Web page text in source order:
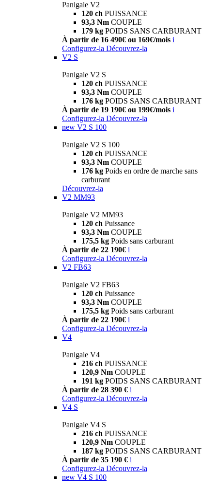
Panigale V2
120 ch PUISSANCE
93,3 Nm COUPLE
179 kg POIDS SANS CARBURANT
À partir de 16 490€ ou 169€/mois i
Configurez-la Découvrez-la
V2 S
Panigale V2 S
120 ch PUISSANCE
93,3 Nm COUPLE
176 kg POIDS SANS CARBURANT
À partir de 19 190€ ou 199€/mois i
Configurez-la Découvrez-la
new V2 S 100
Panigale V2 S 100
120 ch PUISSANCE
93,3 Nm COUPLE
176 kg Poids en ordre de marche sans
carburant
Découvrez-la
V2 MM93
Panigale V2 MM93
120 ch Puissance
93,3 Nm COUPLE
175,5 kg Poids sans carburant
À partir de 22 190€ i
Configurez-la Découvrez-la
V2 FB63
Panigale V2 FB63
120 ch Puissance
93,3 Nm COUPLE
175,5 kg Poids sans carburant
À partir de 22 190€ i
Configurez-la Découvrez-la
V4
Panigale V4
216 ch PUISSANCE
120,9 Nm COUPLE
191 kg POIDS SANS CARBURANT
À partir de 28 390 € i
Configurez-la Découvrez-la
V4 S
Panigale V4 S
216 ch PUISSANCE
120,9 Nm COUPLE
187 kg POIDS SANS CARBURANT
À partir de 35 190 € i
Configurez-la Découvrez-la
new V4 S 100